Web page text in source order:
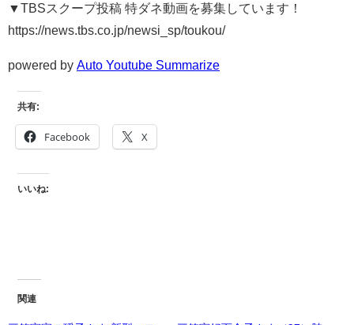
▼TBSスクープ投稿 特ダネ動画を募集しています！
https://news.tbs.co.jp/newsi_sp/toukou/
powered by Auto Youtube Summarize
共有:
Facebook X
いいね:
関連